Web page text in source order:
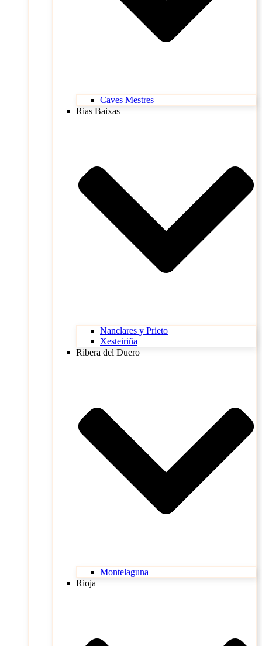
Caves Mestres
Rias Baixas
Nanclares y Prieto
Xesteiriña
Ribera del Duero
Montelaguna
Rioja